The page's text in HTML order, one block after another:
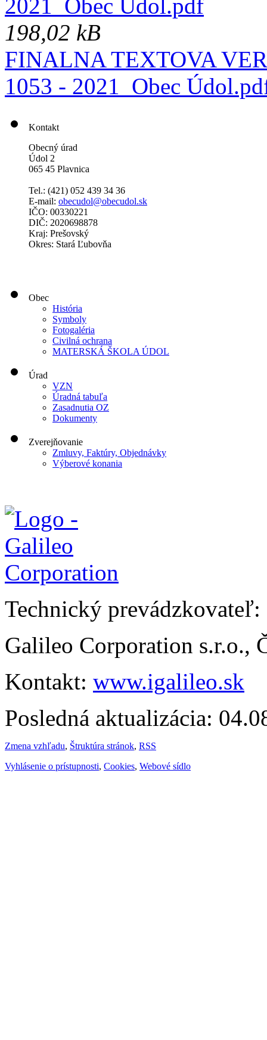
2021_Obec Údol.pdf
198,02 kB
FINALNA TEXTOVA
1053 - 2021_Obec
Kontakt
Obecný úrad
Údol 2
065 45 Plavnica
Tel.: (421) 052 439 34 36
E-mail: obecudol@obecudol.sk
IČO: 00330221
DIČ: 2020698878
Kraj: Prešovský
Okres: Stará Ľubovňa
Obec
História
Symboly
Fotogaléria
Civilná ochrana
MATERSKÁ ŠKOLA ÚDOL
Úrad
VZN
Úradná tabuľa
Zasadnutia OZ
Dokumenty
Zverejňovanie
Zmluvy, Faktúry, Objednávky
Výberové konania
Technický prevádzkovateľ:
Galileo Corporation s.r.o.,
Kontakt: www.igalileo.sk
Posledná aktualizácia:
Zmena vzhľadu, Štruktúra stránok, RSS
Vyhlásenie o prístupnosti, Cookies, Webové sídlo